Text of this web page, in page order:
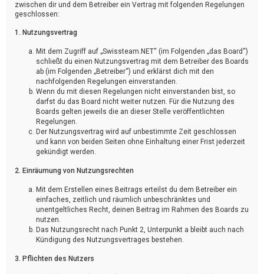
zwischen dir und dem Betreiber ein Vertrag mit folgenden Regelungen
geschlossen:
1. Nutzungsvertrag
Mit dem Zugriff auf „Swissteam.NET“ (im Folgenden „das Board“)
schließt du einen Nutzungsvertrag mit dem Betreiber des Boards
ab (im Folgenden „Betreiber“) und erklärst dich mit den
nachfolgenden Regelungen einverstanden.
Wenn du mit diesen Regelungen nicht einverstanden bist, so
darfst du das Board nicht weiter nutzen. Für die Nutzung des
Boards gelten jeweils die an dieser Stelle veröffentlichten
Regelungen.
Der Nutzungsvertrag wird auf unbestimmte Zeit geschlossen
und kann von beiden Seiten ohne Einhaltung einer Frist jederzeit
gekündigt werden.
2. Einräumung von Nutzungsrechten
Mit dem Erstellen eines Beitrags erteilst du dem Betreiber ein
einfaches, zeitlich und räumlich unbeschränktes und
unentgeltliches Recht, deinen Beitrag im Rahmen des Boards zu
nutzen.
Das Nutzungsrecht nach Punkt 2, Unterpunkt a bleibt auch nach
Kündigung des Nutzungsvertrages bestehen.
3. Pflichten des Nutzers